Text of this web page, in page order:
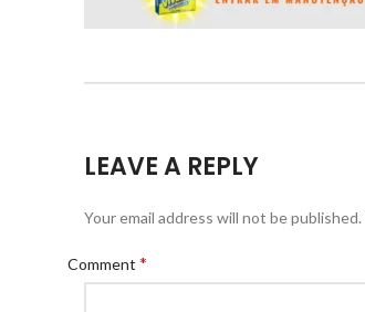
LEAVE A REPLY
Your email address will not be published.
Comment *